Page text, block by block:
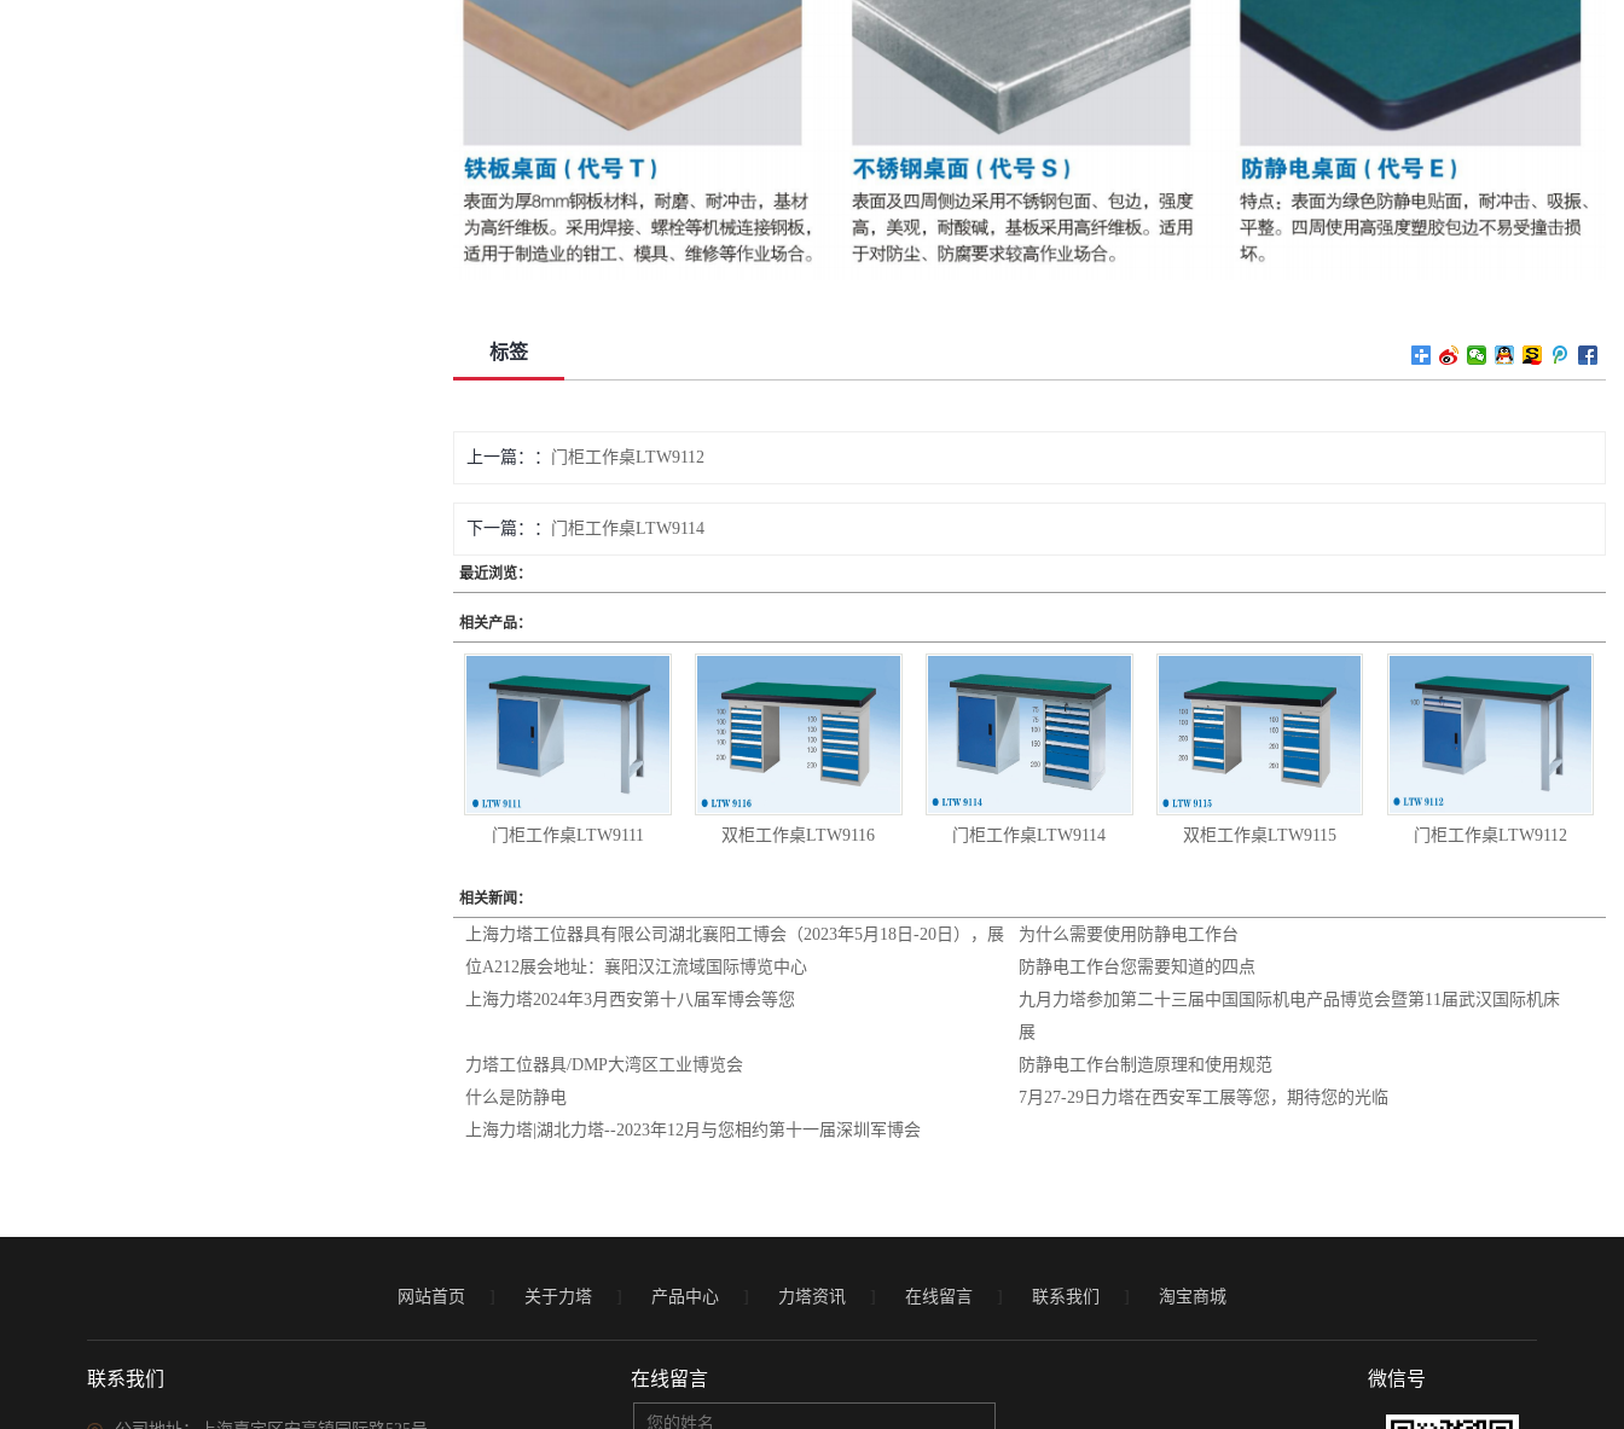
标签
上一篇： 门柜工作桌LTW9112
下一篇： 门柜工作桌LTW9114
最近浏览：
相关产品：
门柜工作桌LTW9111 双柜工作桌LTW9116 门柜工作桌LTW9114 双柜工作桌LTW9115 门柜工作桌LTW9112
相关新闻：
上海力塔工位器具有限公司湖北襄阳工博会（2023年5月18日-20日），展
位A212展会地址：襄阳汉江流域国际博览中心
为什么需要使用防静电工作台
防静电工作台您需要知道的四点
上海力塔2024年3月西安第十八届军博会等您
九月力塔参加第二十三届中国国际机电产品博览会暨第11届武汉国际机床
展
力塔工位器具/DMP大湾区工业博览会
防静电工作台制造原理和使用规范
什么是防静电
7月27-29日力塔在西安军工展等您，期待您的光临
上海力塔|湖北力塔--2023年12月与您相约第十一届深圳军博会
网站首页 关于力塔 产品中心 力塔资讯 在线留言 联系我们 淘宝商城
联系我们 在线留言 微信号